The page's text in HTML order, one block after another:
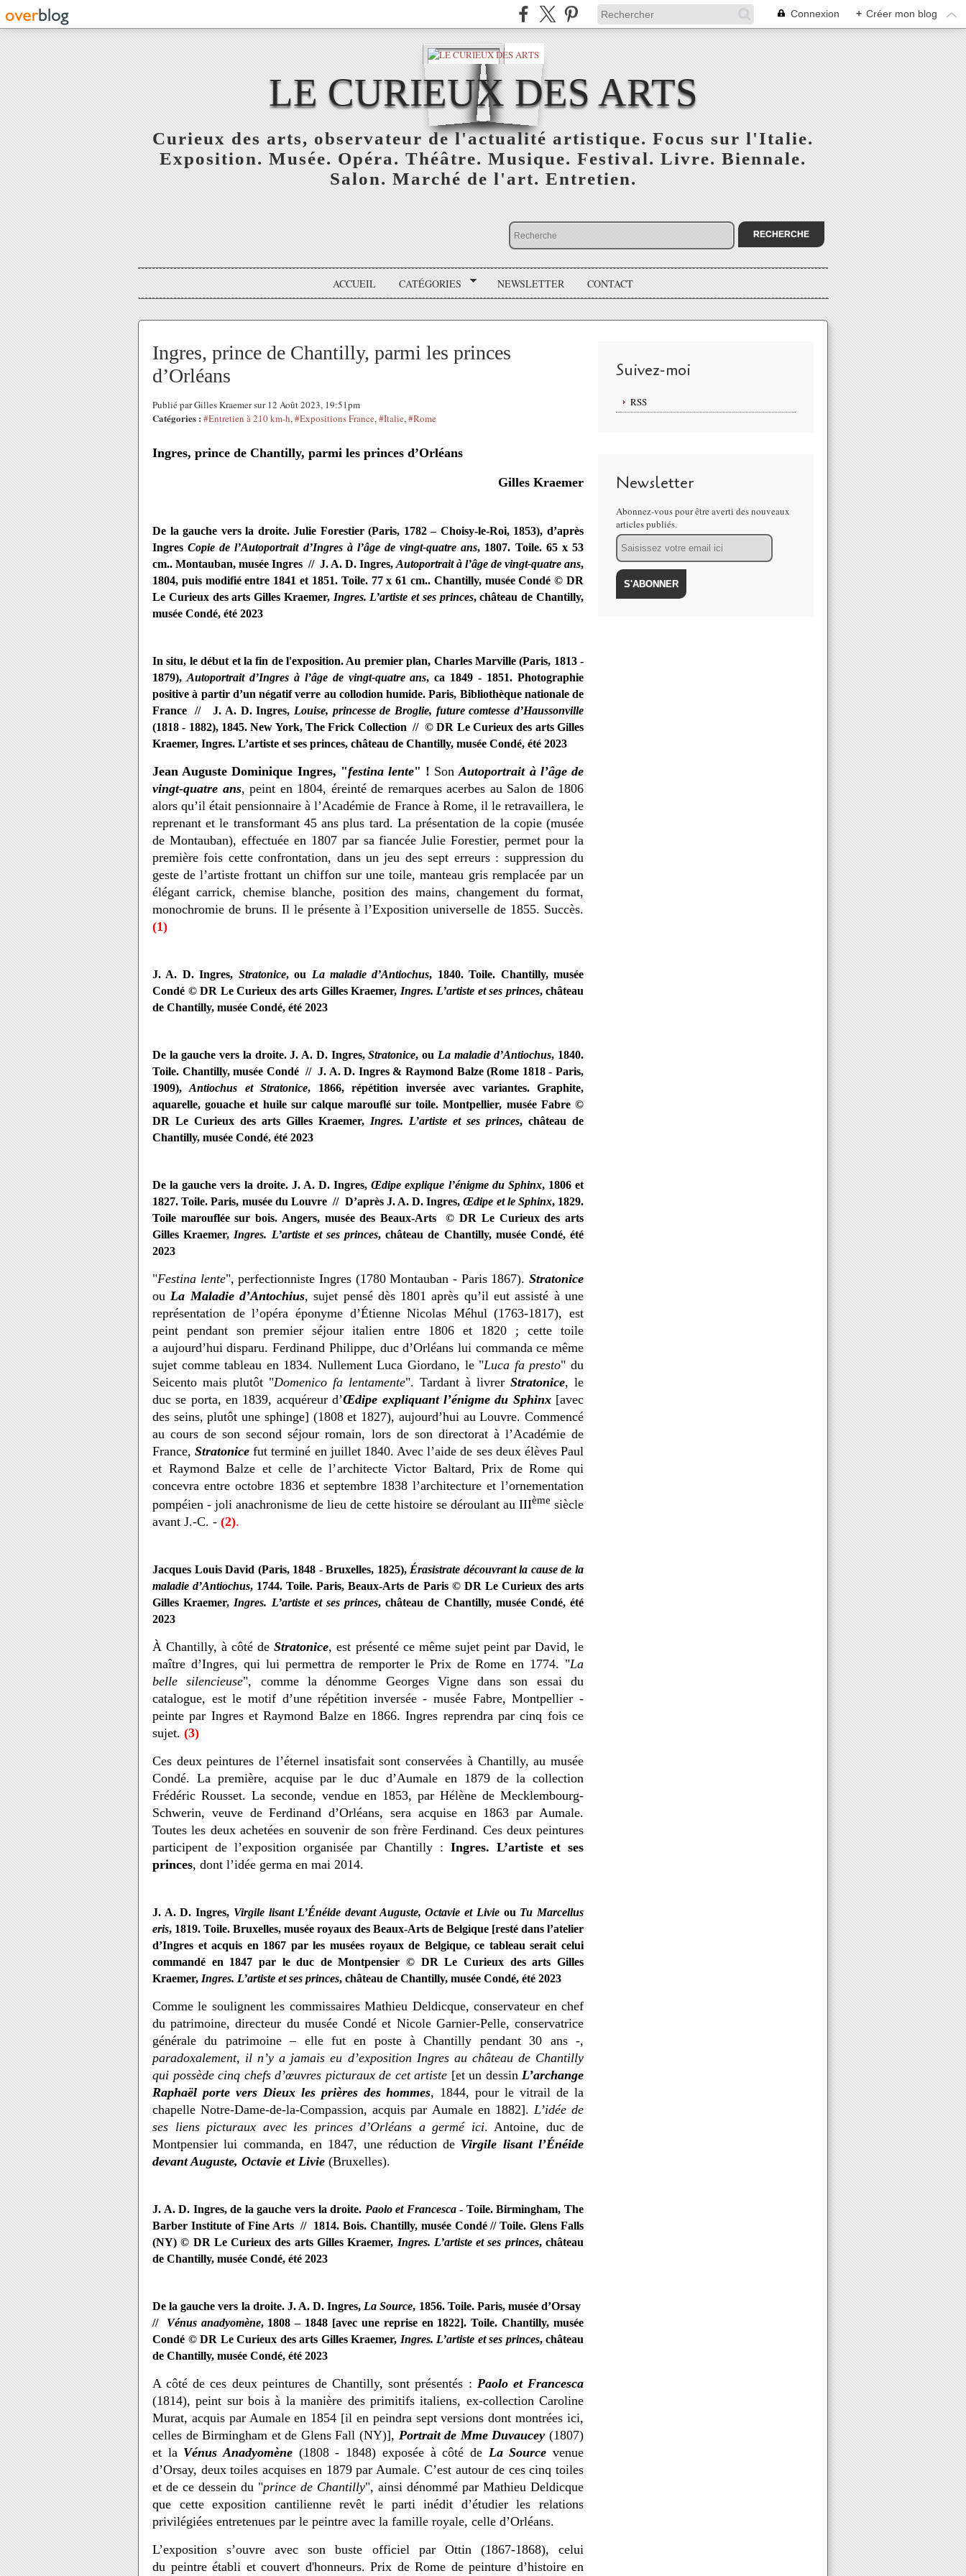
Connexion + Créer mon blog
LE CURIEUX DES ARTS
Curieux des arts, observateur de l'actualité artistique. Focus sur l'Italie.
Exposition. Musée. Opéra. Théâtre. Musique. Festival. Livre. Biennale.
Salon. Marché de l'art. Entretien.
ACCUEIL CATÉGORIES NEWSLETTER CONTACT
Ingres, prince de Chantilly, parmi les princes
d’Orléans
Publié par Gilles Kraemer sur 12 Août 2023, 19:51pm
Catégories : #Entretien à 210 km-h,#Expositions France,#Italie,#Rome
Ingres, prince de Chantilly, parmi les princes d’Orléans
Gilles Kraemer
De la gauche vers la droite. Julie Forestier (Paris, 1782 – Choisy-le-Roi, 1853), d’après
IngresCopie de l’Autoportrait d’Ingres à l’âge de vingt-quatre ans, 1807. Toile. 65 x 53
cm.. Montauban, musée Ingres // J. A. D. Ingres, Autoportrait à l’âge de vingt-quatre ans,
1804, puis modifié entre 1841 et 1851. Toile. 77 x 61 cm.. Chantilly, musée Condé© DR
Le Curieux des arts Gilles Kraemer, Ingres. L’artiste et ses princes, château de Chantilly,
musée Condé, été 2023
In situ, le début et la fin de l'exposition. Au premier plan, Charles Marville (Paris, 1813 -
1879), Autoportrait d’Ingres à l’âge de vingt-quatre ans, ca 1849 - 1851. Photographie
positive à partir d’un négatif verre au collodion humide. Paris, Bibliothèque nationale de
France //
J. A. D. Ingres, Louise, princesse de Broglie, future comtesse d’Haussonville
(1818 - 1882), 1845. New York, The Frick Collection // © DR Le Curieux des arts Gilles
Kraemer, Ingres. L’artiste et ses princes, château de Chantilly, musée Condé, été 2023
Jean Auguste Dominique Ingres, "festina lente" ! SonAutoportrait à l’âge de
vingt-quatre ans, peint en 1804, éreinté de remarques acerbes au Salon de 1806
alors qu’il était pensionnaire à l’Académie de France à Rome, il le retravaillera, le
reprenant et le transformant 45 ans plus tard. La présentation de la copie (musée
de Montauban), effectuée en 1807 par sa fiancée Julie Forestier, permet pour la
première fois cette confrontation, dans un jeu des sept erreurs : suppression du
geste de l’artiste frottant un chiffon sur une toile, manteau gris remplacée par un
élégant carrick, chemise blanche, position des mains, changement du format,
monochromie de bruns. Il le présente à l’Exposition universelle de 1855. Succès.
(1)
J. A. D. Ingres, Stratonice, ou La maladie d’Antiochus, 1840. Toile. Chantilly, musée
Condé © DR Le Curieux des arts Gilles Kraemer, Ingres. L’artiste et ses princes, château
de Chantilly, musée Condé, été 2023
De la gauche vers la droite. J. A. D. Ingres,Stratonice, ou La maladie d’Antiochus, 1840.
Toile. Chantilly, musée Condé // J. A. D. Ingres & Raymond Balze (Rome 1818 - Paris,
1909),Antiochus et Stratonice, 1866, répétition inversée avec variantes. Graphite,
aquarelle, gouache et huile sur calque marouflé sur toile. Montpellier, musée Fabre ©
DR Le Curieux des arts Gilles Kraemer, Ingres. L’artiste et ses princes, château de
Chantilly, musée Condé, été 2023
De la gauche vers la droite. J. A. D. Ingres,Œdipe explique l’énigme du Sphinx, 1806 et
1827. Toile. Paris, musée du Louvre// D’après J. A. D. Ingres,Œdipe et le Sphinx, 1829.
Toile marouflée sur bois. Angers, musée des Beaux-Arts © DR Le Curieux des arts
Gilles Kraemer, Ingres. L’artiste et ses princes, château de Chantilly, musée Condé, été
2023
"Festina lente", perfectionniste Ingres (1780 Montauban - Paris 1867).Stratonice
ouLa Maladie d’Antochius, sujet pensé dès 1801 après qu’il eut assisté à une
représentation de l’opéra éponyme d’Étienne Nicolas Méhul (1763-1817), est
peint pendant son premier séjour italien entre 1806 et 1820 ; cette toile
a aujourd’hui disparu. Ferdinand Philippe, duc d’Orléans lui commanda ce même
sujet comme tableau en 1834. Nullement Luca Giordano, le "Luca fa presto" du
Seicento mais plutôt "Domenico fa lentamente". Tardant à livrer Stratonice, le
duc se porta, en 1839, acquéreur d’Œdipe expliquant l’énigme du Sphinx[avec
des seins, plutôt une sphinge] (1808 et 1827), aujourd’hui au Louvre. Commencé
au cours de son second séjour romain, lors de son directorat à l’Académie de
France,Stratonice fut terminé en juillet 1840. Avec l’aide de ses deux élèves Paul
et Raymond Balze et celle de l’architecte Victor Baltard, Prix de Rome qui
concevra entre octobre 1836 et septembre 1838 l’architecture et l’ornementation
pompéien - joli anachronisme de lieu de cette histoire se déroulant au IIIème siècle
avant J.-C. - (2).
Jacques Louis David (Paris, 1848 - Bruxelles, 1825), Érasistrate découvrant la cause de la
maladie d’Antiochus, 1744. Toile. Paris, Beaux-Arts de Paris © DR Le Curieux des arts
Gilles Kraemer, Ingres. L’artiste et ses princes, château de Chantilly, musée Condé, été
2023
À Chantilly, à côté deStratonice, est présenté ce même sujet peint par David, le
maître d’Ingres, qui lui permettra de remporter le Prix de Rome en 1774. "La
belle silencieuse", comme la dénomme Georges Vigne dans son essai du
catalogue, est le motif d’une répétition inversée - musée Fabre, Montpellier -
peinte par Ingres et Raymond Balze en 1866. Ingres reprendra par cinq fois ce
sujet. (3)
Ces deux peintures de l’éternel insatisfait sont conservées à Chantilly, au musée
Condé. La première, acquise par le duc d’Aumale en 1879 de la collection
Frédéric Rousset. La seconde, vendue en 1853, par Hélène de Mecklembourg-
Schwerin, veuve de Ferdinand d’Orléans, sera acquise en 1863 par Aumale.
Toutes les deux achetées en souvenir de son frère Ferdinand. Ces deux peintures
participent de l’exposition organisée par Chantilly : Ingres. L’artiste et ses
princes, dont l’idée germa en mai 2014.
J. A. D. Ingres, Virgile lisant L’Énéide devant Auguste, Octavie et Livie ou Tu Marcellus
eris, 1819. Toile. Bruxelles, musée royaux des Beaux-Arts de Belgique [resté dans l’atelier
d’Ingres et acquis en 1867 par les musées royaux de Belgique, ce tableau serait celui
commandé en 1847 par le duc de Montpensier © DR Le Curieux des arts Gilles
Kraemer, Ingres. L’artiste et ses princes, château de Chantilly, musée Condé, été 2023
Comme le soulignent les commissaires Mathieu Deldicque, conservateur en chef
du patrimoine, directeur du musée Condé et Nicole Garnier-Pelle, conservatrice
générale du patrimoine – elle fut en poste à Chantilly pendant 30 ans -,
paradoxalement, il n’y a jamais eu d’exposition Ingres au château de Chantilly
qui possède cinq chefs d’œuvres picturaux de cet artiste [et un dessin L’archange
Raphaël porte vers Dieux les prières des hommes, 1844, pour le vitrail de la
chapelle Notre-Dame-de-la-Compassion, acquis par Aumale en 1882]. L’idée de
ses liens picturaux avec les princes d’Orléans a germé ici. Antoine, duc de
Montpensier lui commanda, en 1847, une réduction de Virgile lisant l’Énéide
devant Auguste, Octavie et Livie (Bruxelles).
J. A. D. Ingres, de la gauche vers la droite. Paolo et Francesca- Toile. Birmingham, The
Barber Institute of Fine Arts // 1814. Bois. Chantilly, musée Condé // Toile. Glens Falls
(NY) © DR Le Curieux des arts Gilles Kraemer, Ingres. L’artiste et ses princes, château
de Chantilly, musée Condé, été 2023
De la gauche vers la droite. J. A. D. Ingres, La Source, 1856. Toile. Paris, musée d’Orsay
// Vénus anadyomène, 1808 – 1848 [avec une reprise en 1822]. Toile. Chantilly, musée
Condé © DR Le Curieux des arts Gilles Kraemer, Ingres. L’artiste et ses princes, château
de Chantilly, musée Condé, été 2023
A côté de ces deux peintures de Chantilly, sont présentés : Paolo et Francesca
(1814), peint sur bois à la manière des primitifs italiens, ex-collection Caroline
Murat, acquis par Aumale en 1854 [il en peindra sept versions dont montrées ici,
celles de Birmingham et de Glens Fall (NY)], Portrait de Mme Duvaucey (1807)
et la Vénus Anadyomène (1808 - 1848) exposée à côté de La Source venue
d’Orsay, deux toiles acquises en 1879 par Aumale. C’est autour de ces cinq toiles
et de ce dessein du "prince de Chantilly", ainsi dénommé par Mathieu Deldicque
que cette exposition cantilienne revêt le parti inédit d’étudier les relations
privilégiées entretenues par le peintre avec la famille royale, celle d’Orléans.
L’exposition s’ouvre avec son buste officiel par Ottin (1867-1868), celui
du peintre établi et couvert d'honneurs. Prix de Rome de peinture d’histoire en
Suivez-moi
RSS
Newsletter
Abonnez-vous pour être averti des nouveaux
articles publiés.
Email